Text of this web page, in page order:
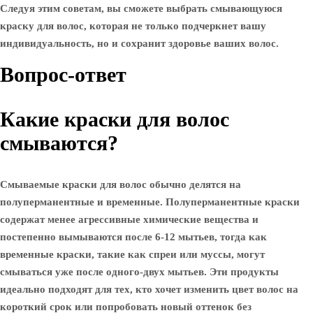
Следуя этим советам, вы сможете выбрать смывающуюся
краску для волос, которая не только подчеркнет вашу
индивидуальность, но и сохранит здоровье ваших волос.
Вопрос-ответ
Какие краски для волос
смываются?
Смываемые краски для волос обычно делятся на
полуперманентные и временные. Полуперманентные краски
содержат менее агрессивные химические вещества и
постепенно вымываются после 6-12 мытьев, тогда как
временные краски, такие как спреи или муссы, могут
смываться уже после одного-двух мытьев. Эти продукты
идеально подходят для тех, кто хочет изменить цвет волос на
короткий срок или попробовать новый оттенок без